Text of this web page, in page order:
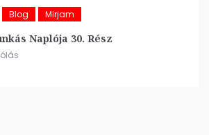
Blog Mirjam
Naplója 30. Rész